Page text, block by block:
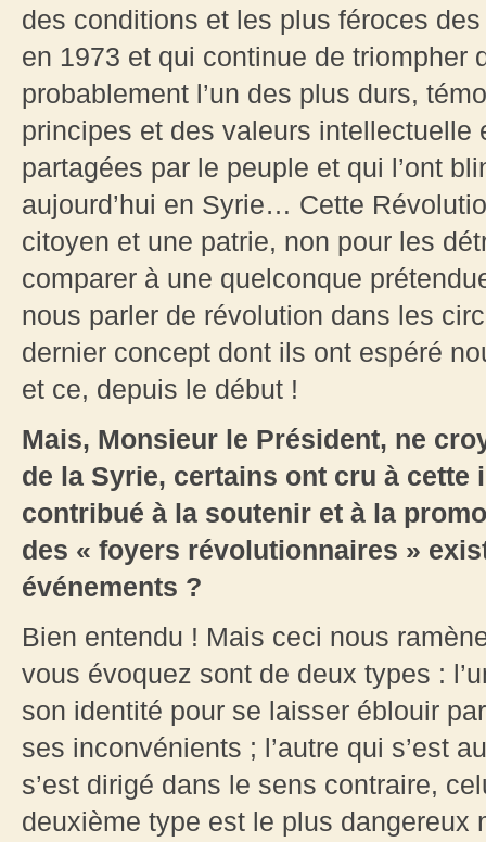
des conditions et les plus féroces
en 1973 et qui continue de
probablement l’un des plus durs,
principes et des valeurs intellectuelle
partagées par le peuple et qui l’ont
aujourd’hui en Syrie… Cette
citoyen et une patrie, non pour les
comparer à une quelconque
nous parler de révolution dans les
dernier concept dont ils ont espéré
et ce, depuis le début !
Mais, Monsieur le Président, ne
de la Syrie, certains ont cru à cette
contribué à la soutenir et à la
des « foyers révolutionnaires »
événements ?
Bien entendu ! Mais ceci nous
vous évoquez sont de deux types :
son identité pour se laisser éblouir
ses inconvénients ; l’autre qui s’est
s’est dirigé dans le sens contraire,
deuxième type est le plus dangereux